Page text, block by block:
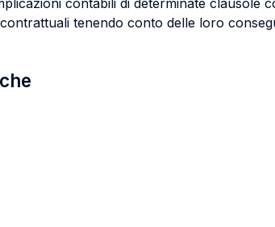
contabili di determinate clausole
tenendo conto delle loro